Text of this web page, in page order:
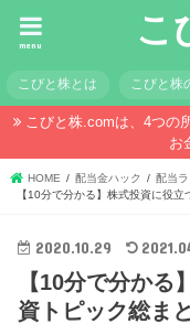
こ
menu
こびと株とは こびと株
こびと株.comは、4つの
お
HOME 配当金ハック
配当
【10分で分かる】株式投資に役
2020.10.29
【10分で分か
資トピック総ま